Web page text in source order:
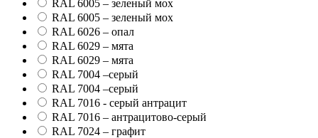
RAL 6005 – зеленый мох
RAL 6005 – зеленый мох
RAL 6026 – опал
RAL 6029 – мята
RAL 6029 – мята
RAL 7004 –серый
RAL 7004 –серый
RAL 7016 - серый антрацит
RAL 7016 – антрацитово-серый
RAL 7024 – графит